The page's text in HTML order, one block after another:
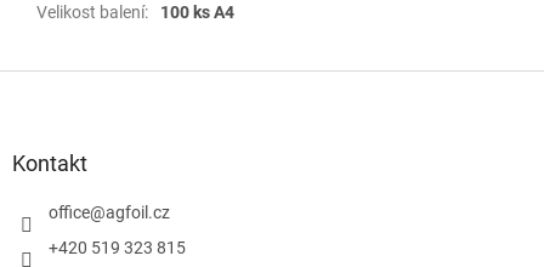
Velikost balení: 100 ks A4
Kontakt
office@agfoil.cz
+420 519 323 815